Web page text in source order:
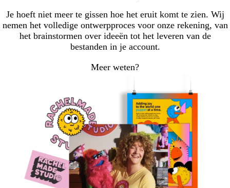
Je hoeft niet meer te gissen hoe het eruit komt te zien. Wij
nemen het volledige ontwerpproces voor onze rekening, van
het brainstormen over ideeën tot het leveren van de
bestanden in je account.
Meer weten?